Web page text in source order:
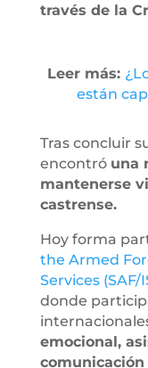
través de la
Leer más:
están
Tras concluir
encontró una
mantenerse
castrense.
Hoy forma
the Armed
Services (SAF/
donde
emocional,